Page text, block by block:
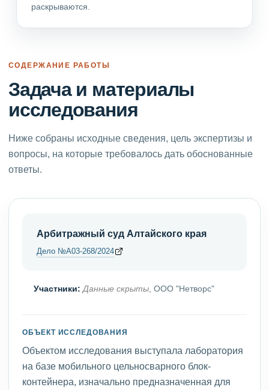
раскрываются.
СОДЕРЖАНИЕ РАБОТЫ
Задача и материалы
исследования
Ниже собраны исходные сведения, цель экспертизы и
вопросы, на которые требовалось дать обоснованные
ответы.
Арбитражный суд Алтайского края
Дело №А03-268/2024
Участники: Данные скрыты, ООО "Нетворс"
ОБЪЕКТ ИССЛЕДОВАНИЯ
Объектом исследования выступала лаборатория
на базе мобильного цельносварного блок-
контейнера, изначально предназначенная для